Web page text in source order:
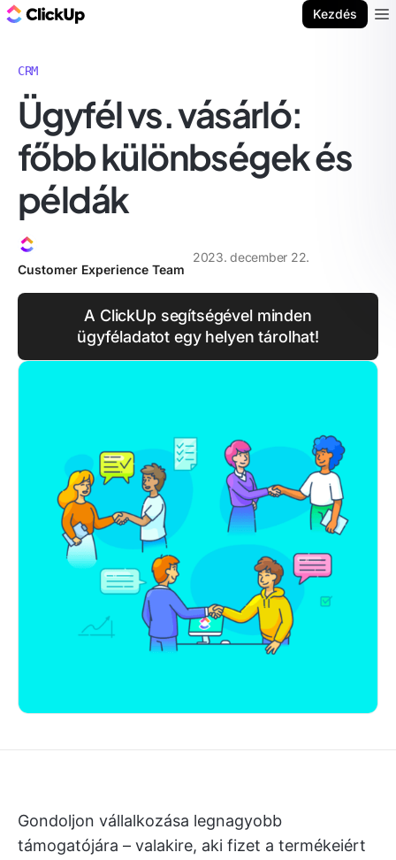
Kezdés
CRM
Ügyfél vs. vásárló:
főbb különbségek és
példák
Customer Experience Team
2023. december 22.
A ClickUp segítségével minden
ügyféladatot egy helyen tárolhat!
Gondoljon vállalkozása legnagyobb
támogatójára – valakire, aki fizet a termékeiért